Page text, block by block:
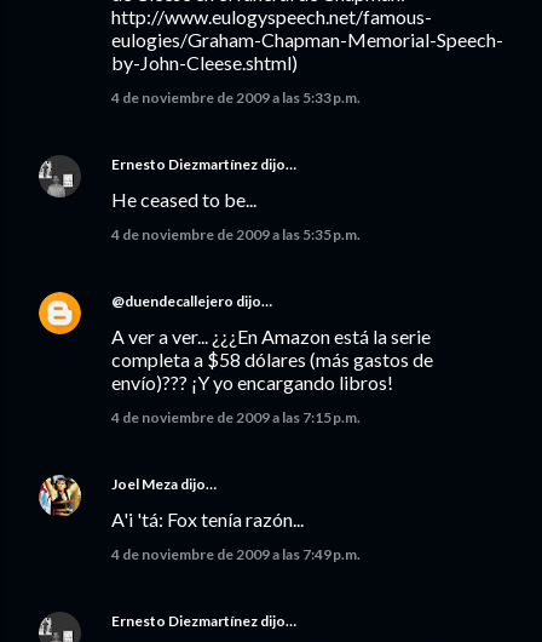
http://www.eulogyspeech.net/famous-
eulogies/Graham-Chapman-Memorial-Speech-
by-John-Cleese.shtml)
4 de noviembre de 2009 a las 5:33 p.m.
Ernesto Diezmartínez dijo…
He ceased to be...
4 de noviembre de 2009 a las 5:35 p.m.
@duendecallejero dijo…
A ver a ver... ¿¿¿En Amazon está la serie
completa a $58 dólares (más gastos de
envío)??? ¡Y yo encargando libros!
4 de noviembre de 2009 a las 7:15 p.m.
Joel Meza dijo…
A'i 'tá: Fox tenía razón...
4 de noviembre de 2009 a las 7:49 p.m.
Ernesto Diezmartínez dijo…